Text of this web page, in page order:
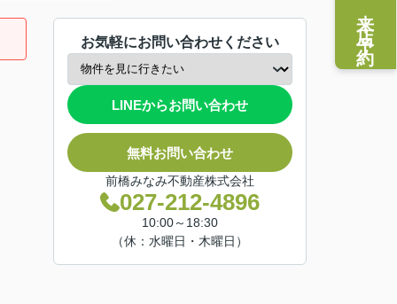
お気軽にお問い合わせください
LINEからお問い合わせ
無料お問い合わせ
前橋みなみ不動産株式会社
027-212-4896
10:00～18:30
（休：水曜日・木曜日）
来店予約